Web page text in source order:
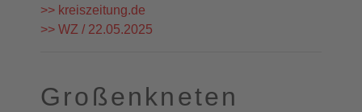
>> kreiszeitung.de
>> WZ / 22.05.2025
Großenkneten